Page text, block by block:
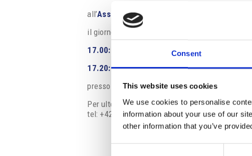
Consent
This website uses cookies
We use cookies to personalise
information about your use of our
other information that you’ve
all’Assemblea Generale
il giorno
17.00: Registrazione dei partecipanti.
17.20: Saluto di benvenuto da parte delle
presso la sede CAMIC, Mariánské náměstí 4,
Per ulteriori informazioni non esitate a
tel: +420 222 015 300